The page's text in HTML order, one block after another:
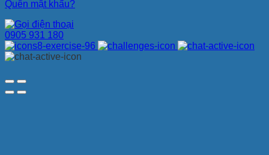
Quên mật khẩu?
0905 931 180